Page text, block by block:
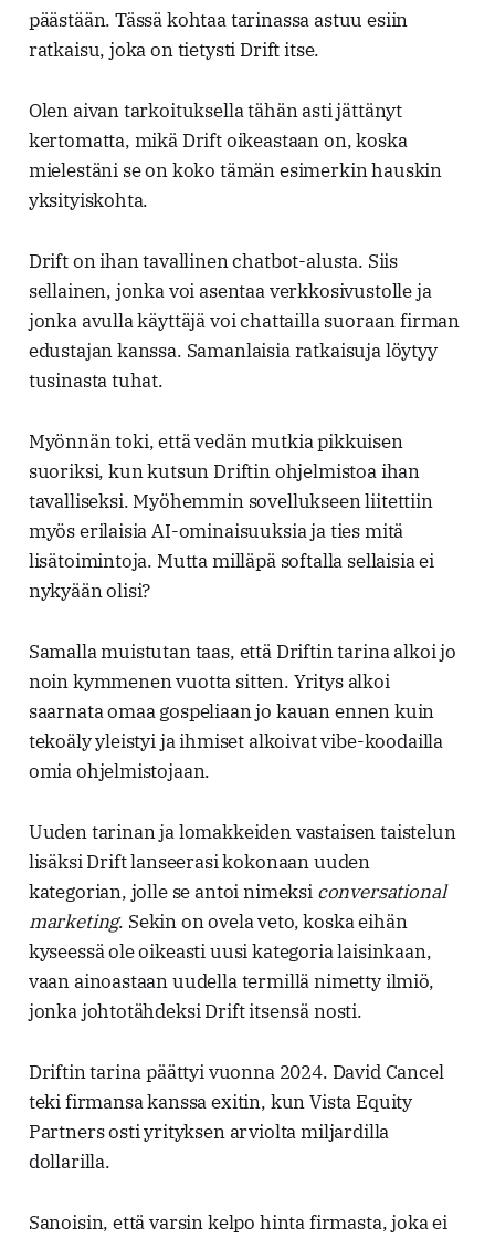
päästään. Tässä kohtaa tarinassa astuu esiin
ratkaisu, joka on tietysti Drift itse.
Olen aivan tarkoituksella tähän asti jättänyt
kertomatta, mikä Drift oikeastaan on, koska
mielestäni se on koko tämän esimerkin hauskin
yksityiskohta.
Drift on ihan tavallinen chatbot-alusta. Siis
sellainen, jonka voi asentaa verkkosivustolle ja
jonka avulla käyttäjä voi chattailla suoraan firman
edustajan kanssa. Samanlaisia ratkaisuja löytyy
tusinasta tuhat.
Myönnän toki, että vedän mutkia pikkuisen
suoriksi, kun kutsun Driftin ohjelmistoa ihan
tavalliseksi. Myöhemmin sovellukseen liitettiin
myös erilaisia AI-ominaisuuksia ja ties mitä
lisätoimintoja. Mutta milläpä softalla sellaisia ei
nykyään olisi?
Samalla muistutan taas, että Driftin tarina alkoi jo
noin kymmenen vuotta sitten. Yritys alkoi
saarnata omaa gospeliaan jo kauan ennen kuin
tekoäly yleistyi ja ihmiset alkoivat vibe-koodailla
omia ohjelmistojaan.
Uuden tarinan ja lomakkeiden vastaisen taistelun
lisäksi Drift lanseerasi kokonaan uuden
kategorian, jolle se antoi nimeksi conversational
marketing. Sekin on ovela veto, koska eihän
kyseessä ole oikeasti uusi kategoria laisinkaan,
vaan ainoastaan uudella termillä nimetty ilmiö,
jonka johtotähdeksi Drift itsensä nosti.
Driftin tarina päättyi vuonna 2024. David Cancel
teki firmansa kanssa exitin, kun Vista Equity
Partners osti yrityksen arviolta miljardilla
dollarilla.
Sanoisin, että varsin kelpo hinta firmasta, joka ei